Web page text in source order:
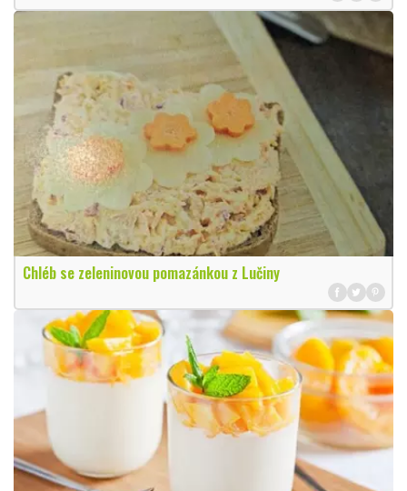
Chléb se zeleninovou pomazánkou z Lučiny